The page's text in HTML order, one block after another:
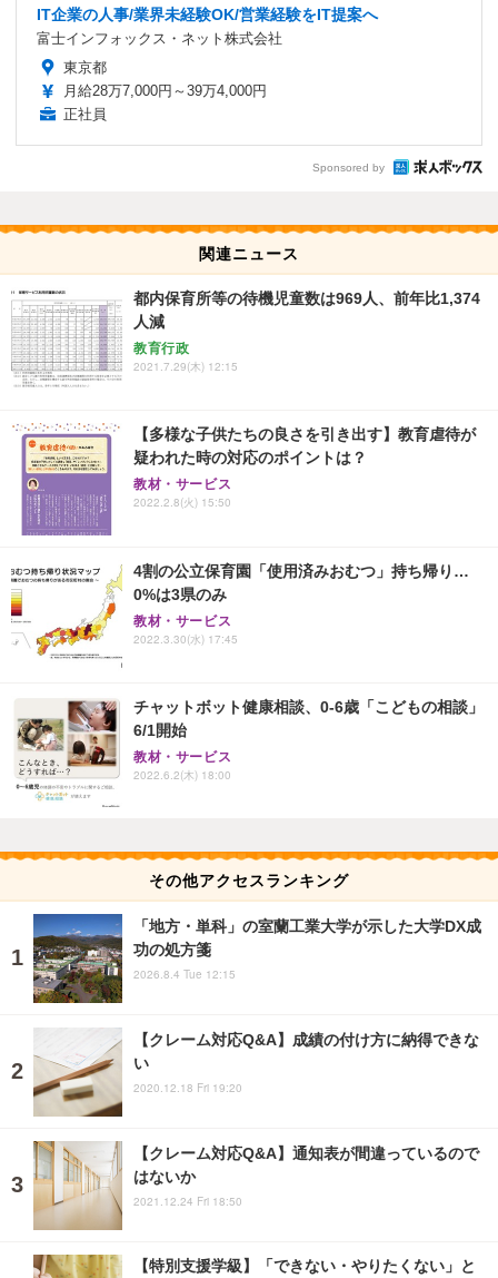
IT企業の人事/業界未経験OK/営業経験をIT提案へ
富士インフォックス・ネット株式会社
東京都
月給28万7,000円～39万4,000円
正社員
Sponsored by
関連ニュース
都内保育所等の待機児童数は969人、前年比1,374
人減
教育行政
2021.7.29(木) 12:15
【多様な子供たちの良さを引き出す】教育虐待が
疑われた時の対応のポイントは？
教材・サービス
2022.2.8(火) 15:50
4割の公立保育園「使用済みおむつ」持ち帰り…
0%は3県のみ
教材・サービス
2022.3.30(水) 17:45
チャットボット健康相談、0-6歳「こどもの相談」
6/1開始
教材・サービス
2022.6.2(木) 18:00
その他アクセスランキング
「地方・単科」の室蘭工業大学が示した大学DX成
功の処方箋
2026.8.4 Tue 12:15
【クレーム対応Q&A】成績の付け方に納得できな
い
2020.12.18 Fri 19:20
【クレーム対応Q&A】通知表が間違っているので
はないか
2021.12.24 Fri 18:50
【特別支援学級】「できない・やりたくない」と